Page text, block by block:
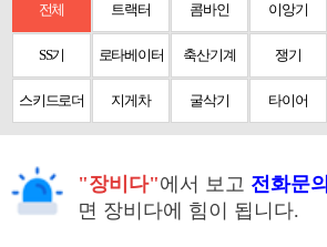
전체 트랙터 콤바인 이앙기
SS기 로타베이터 축산기계 쟁기
스키드로더 지게차 굴삭기 타이어
"장비다"에서 보고 전화문의
면 장비다에 힘이 됩니다.